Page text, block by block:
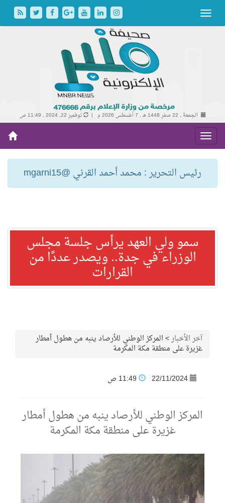
الجمعة , 22 صفر 1448 هـ , 7 أغسطس 2026 م | نوفمبر 22, 2024 , 11:49 ص
رئيس التحرير : محمد أحمد القرني @mgarni15
سمو ولي العهد يرأس جلسة مجلس
الوزراء في جدة.. ويصدر عددًا من
القرارات
آخر الأخبار>المركز الوطني للأرصاد ينبه من هطول أمطار
غزيرة على منطقة مكة المكرمة
22/11/2024
المركز الوطني للأرصاد ينبه من هطول أمطار
غزيرة على منطقة مكة المكرمة